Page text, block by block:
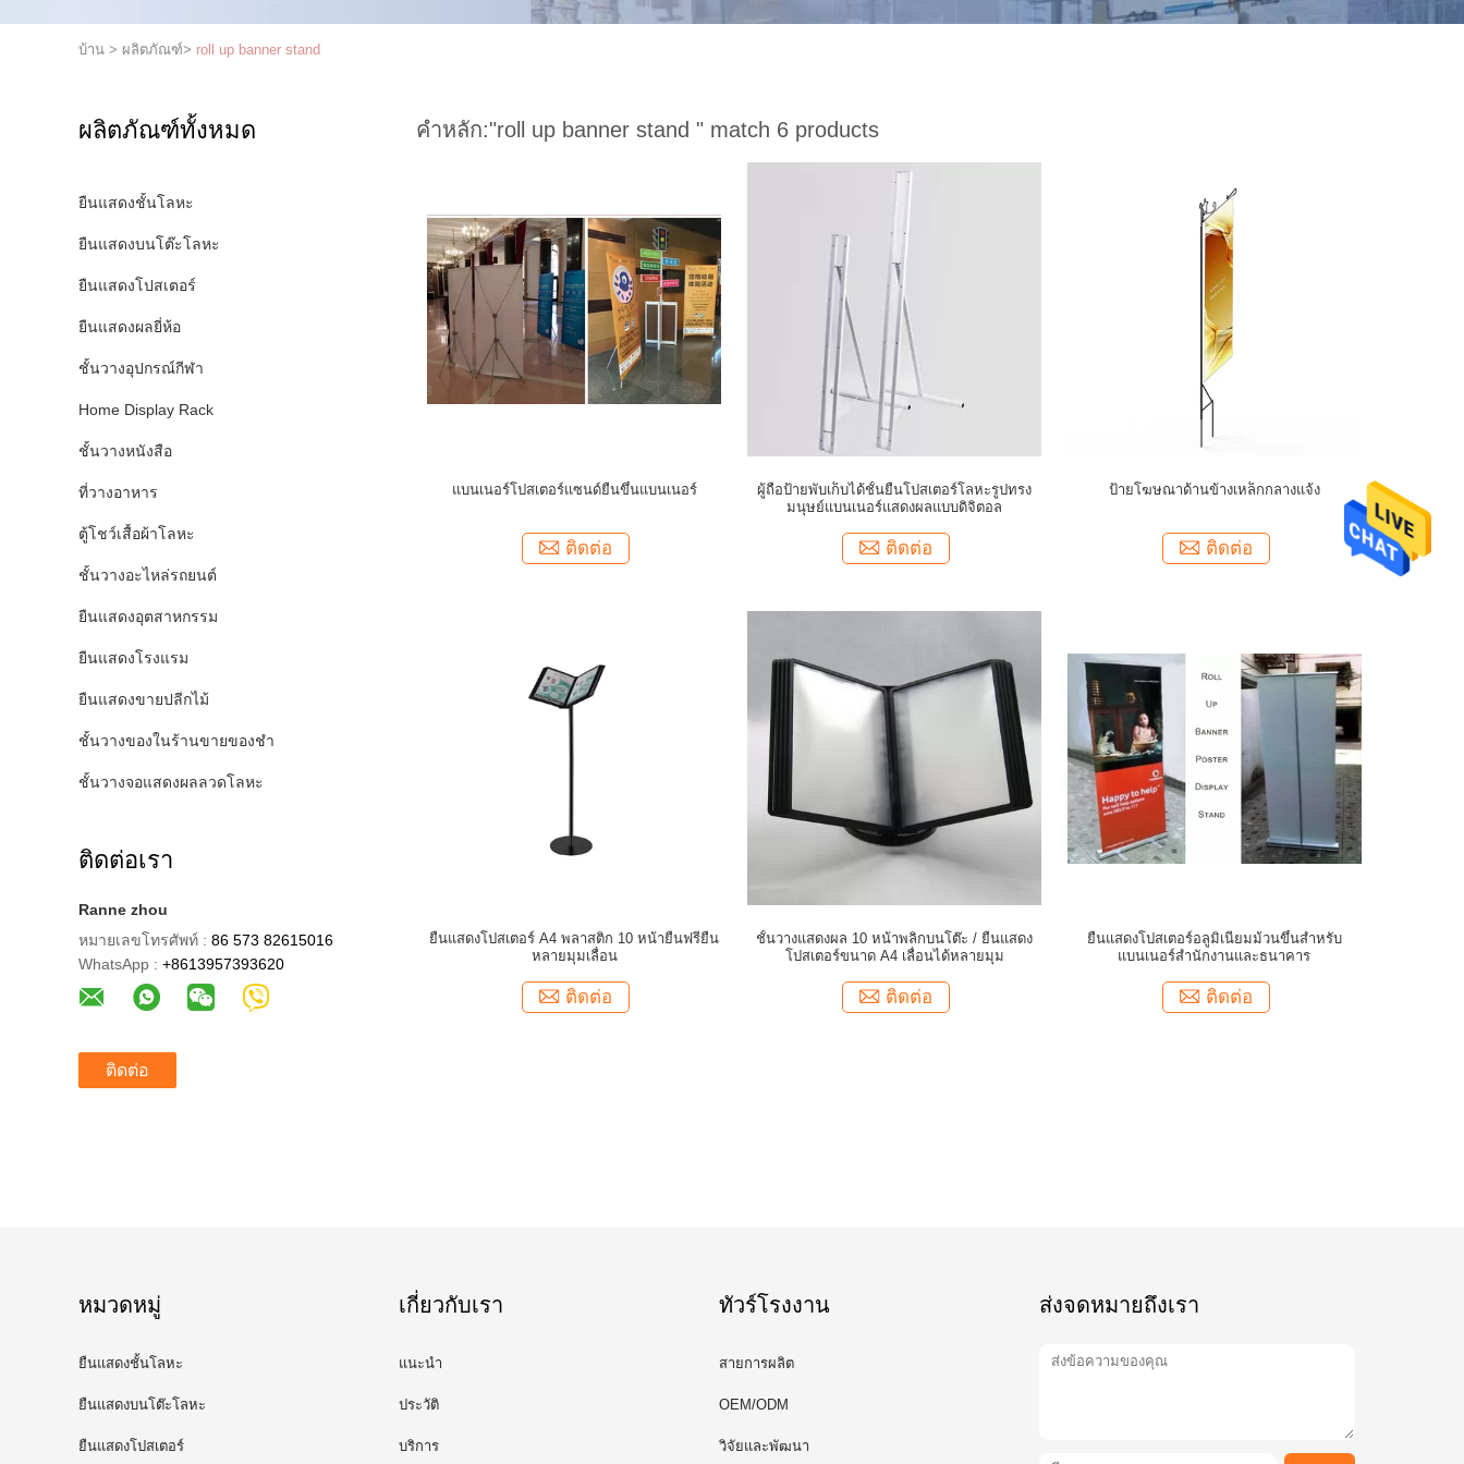
บ้าน > ผลิตภัณฑ์> roll up banner stand
ผลิตภัณฑ์ทั้งหมด
ยืนแสดงชั้นโลหะ
ยืนแสดงบนโต๊ะโลหะ
ยืนแสดงโปสเตอร์
ยืนแสดงผลยี่ห้อ
ชั้นวางอุปกรณ์กีฬา
Home Display Rack
ชั้นวางหนังสือ
ที่วางอาหาร
ตู้โชว์เสื้อผ้าโลหะ
ชั้นวางอะไหล่รถยนต์
ยืนแสดงอุตสาหกรรม
ยืนแสดงโรงแรม
ยืนแสดงขายปลีกไม้
ชั้นวางของในร้านขายของชำ
ชั้นวางจอแสดงผลลวดโลหะ
ติดต่อเรา
Ranne zhou
หมายเลขโทรศัพท์ : 86 573 82615016
WhatsApp : +8613957393620
ติดต่อ
คำหลัก:"roll up banner stand " match 6 products
แบนเนอร์โปสเตอร์แซนด์ยืนขึ้นแบนเนอร์
ติดต่อ
ผู้ถือป้ายพับเก็บได้ชั้นยืนโปสเตอร์โลหะรูปทรง
มนุษย์แบนเนอร์แสดงผลแบบดิจิตอล
ติดต่อ
ป้ายโฆษณาด้านข้างเหล็กกลางแจ้ง
ติดต่อ
ยืนแสดงโปสเตอร์ A4 พลาสติก 10 หน้ายืนฟรียืน
หลายมุมเลื่อน
ติดต่อ
ชั้นวางแสดงผล 10 หน้าพลิกบนโต๊ะ / ยืนแสดง
โปสเตอร์ขนาด A4 เลื่อนได้หลายมุม
ติดต่อ
ยืนแสดงโปสเตอร์อลูมิเนียมม้วนขึ้นสำหรับ
แบนเนอร์สำนักงานและธนาคาร
ติดต่อ
หมวดหมู่
ยืนแสดงชั้นโลหะ
ยืนแสดงบนโต๊ะโลหะ
ยืนแสดงโปสเตอร์
เกี่ยวกับเรา
แนะนำ
ประวัติ
บริการ
ทัวร์โรงงาน
สายการผลิต
OEM/ODM
วิจัยและพัฒนา
ส่งจดหมายถึงเรา